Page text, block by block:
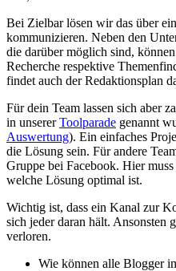
Bei Zielbar lösen wir das über
kommunizieren. Neben den
die darüber möglich sind,
Recherche respektive
findet auch der Redaktionsplan
Für dein Team lassen sich aber
in unsererToolparade genannt
Auswertung). Ein einfaches
die Lösung sein. Für andere
Gruppe bei Facebook. Hier muss
welche Lösung optimal ist.
Wichtig ist, dass ein Kanal zur
sich jeder daran hält. Ansonsten
verloren.
Wie können alle Blogger